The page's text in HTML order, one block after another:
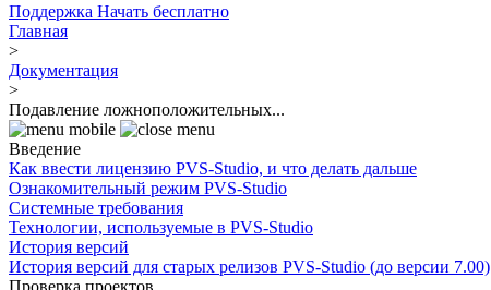
Поддержка Начать бесплатно
Главная
>
Документация
>
Подавление ложноположительных...
Введение
Как ввести лицензию PVS-Studio, и что делать дальше
Ознакомительный режим PVS-Studio
Системные требования
Технологии, используемые в PVS-Studio
История версий
История версий для старых релизов PVS-Studio (до версии 7.00)
Проверка проектов